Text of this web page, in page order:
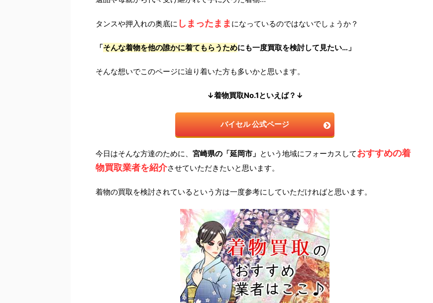
タンスや押入れの奥底に しまったまま になっているのではないでしょうか？
「そんな着物を他の誰かに着てもらうためにも一度買取を検討して見たい…」
そんな想いでこのページに辿り着いた方も多いかと思います。
↓着物買取No.1といえば？↓
バイセル 公式ページ
今日はそんな方達のために、 宮崎県の「延岡市」 という地域にフォーカスしておすすめの着
物買取業者を紹介させていただきたいと思います。
着物の買取を検討されているという方は一度参考にしていただければと思います。